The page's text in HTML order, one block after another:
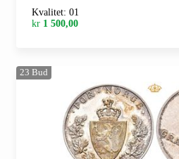
Kvalitet: 01
kr 1 500,00
23 Bud